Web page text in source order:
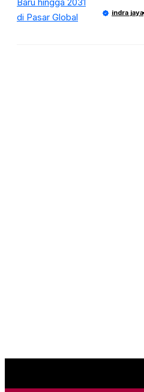
indra jaya